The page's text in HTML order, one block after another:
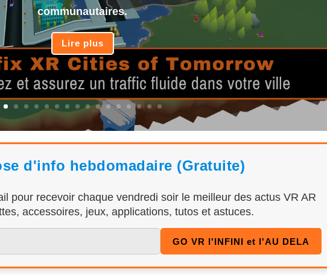
communautaires.
Lire plus
d'info hebdomadaire (Gratuite)
pour recevoir chaque vendredi soir le meilleur des actus VR AR
accessoires, jeux, applications, tutos et astuces.